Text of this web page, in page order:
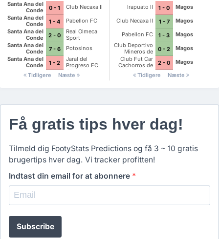
Santa Ana del
Conde
0 - 1
Club Necaxa II
Santa Ana del
Conde
1 - 4
Pabellon FC
Santa Ana del
Conde
2 - 0
Real Olmeca
Sport
Empresarios del
Rincon
Santa Ana del
Conde
7 - 6
Potosinos
Santa Ana del
Conde
1 - 2
Jaral del
Progreso FC
Ocoteros de
Cueramaro
Tidligere Næste
Irapuato II 1 - 0
Magos
Club Necaxa II
1 - 7
Magos
Pabellon FC
1 - 3
Magos
Club Deportivo
Mineros de
Zacatecas II
0 - 2
Magos
Club Fut Car
Cachorros de
Leon
2 - 0
Magos
Tidligere
Næste
Få gratis tips hver dag!
Tilmeld dig FootyStats Predictions og få 3 ~ 10 gratis
brugertips hver dag. Vi tracker profitten!
Indtast din email for at abonnere *
Subscribe